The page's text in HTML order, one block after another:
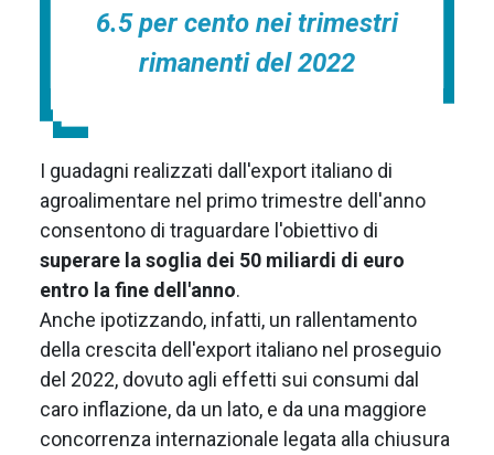
6.5 per cento nei trimestri
rimanenti del 2022
I guadagni realizzati dall'export italiano di
agroalimentare nel primo trimestre dell'anno
consentono di traguardare l'obiettivo di
superare la soglia dei 50 miliardi di euro
entro la fine dell'anno.
Anche ipotizzando, infatti, un rallentamento
della crescita dell'export italiano nel proseguio
del 2022, dovuto agli effetti sui consumi dal
caro inflazione, da un lato, e da una maggiore
concorrenza internazionale legata alla chiusura